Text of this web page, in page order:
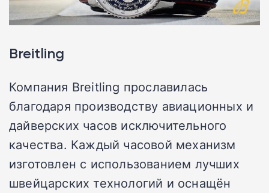
Breitling
Компания Breitling прославилась
благодаря производству авиационных и
дайверских часов исключительного
качества. Каждый часовой механизм
изготовлен с использованием лучших
швейцарских технологий и оснащён